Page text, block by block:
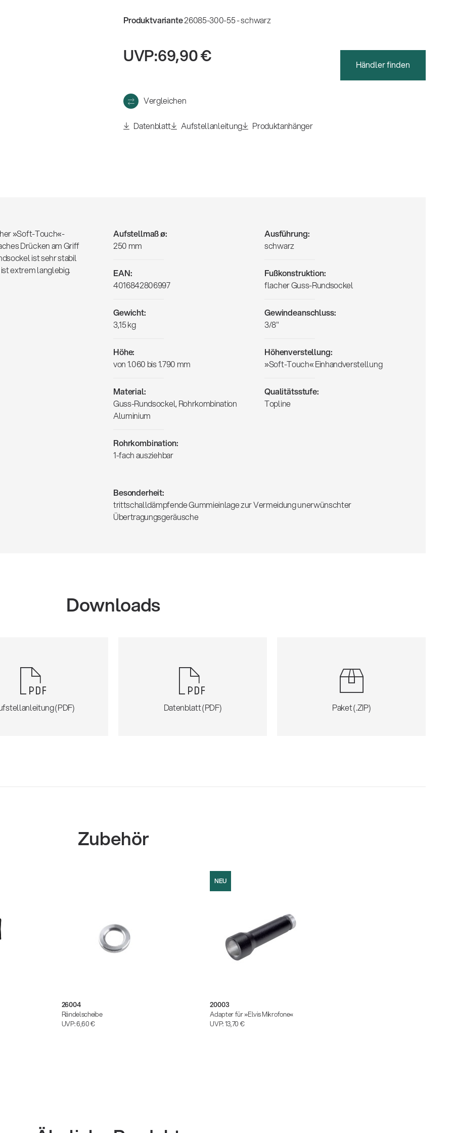
Produktvariante26085-300-55 - schwarz
UVP:69,90 € Händler finden
Vergleichen
Datenblatt Aufstellanleitung Produktanhänger
»Soft-Touch«-
Drücken am Griff
ist sehr stabil
extrem langlebig.
Aufstellmaß ø:
250 mm
Ausführung:
schwarz
EAN:
4016842806997
Fußkonstruktion:
flacher Guss-Rundsockel
Gewicht:
3,15 kg
Gewindeanschluss:
3/8"
Höhe:
von 1.060 bis 1.790 mm
Höhenverstellung:
»Soft-Touch« Einhandverstellung
Material:
Guss-Rundsockel, Rohrkombination
Aluminium
Qualitätsstufe:
Topline
Rohrkombination:
1-fach ausziehbar
Besonderheit:
trittschalldämpfende Gummieinlage zur Vermeidung unerwünschter
Übertragungsgeräusche
Downloads
(PDF) Datenblatt (PDF) Paket (.ZIP)
Zubehör
26004
Rändelscheibe
UVP:6,60 €
NEU
20003
Adapter für »Elvis Mikrofone«
UVP:13,70 €